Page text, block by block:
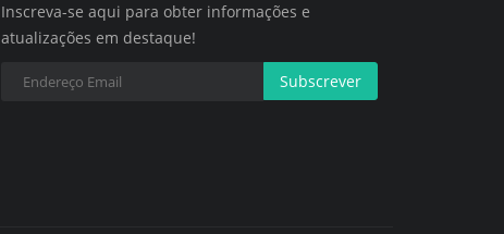
Inscreva-se aqui para obter informações e
atualizações em destaque!
Subscrever